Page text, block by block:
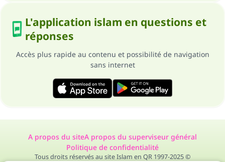
L'application islam en questions et
réponses
Accès plus rapide au contenu et possibilité de navigation
sans internet
A propos du siteA propos du superviseur général
Politique de confidentialité
Tous droits réservés au site Islam en QR 1997-2025 ©